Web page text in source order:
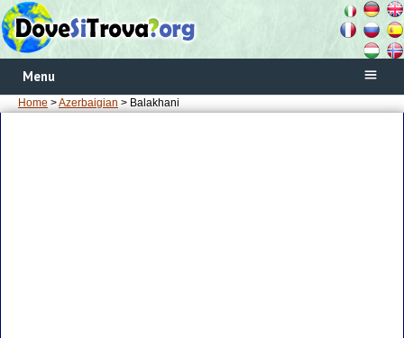
Menu
Home >Azerbaigian > Balakhani